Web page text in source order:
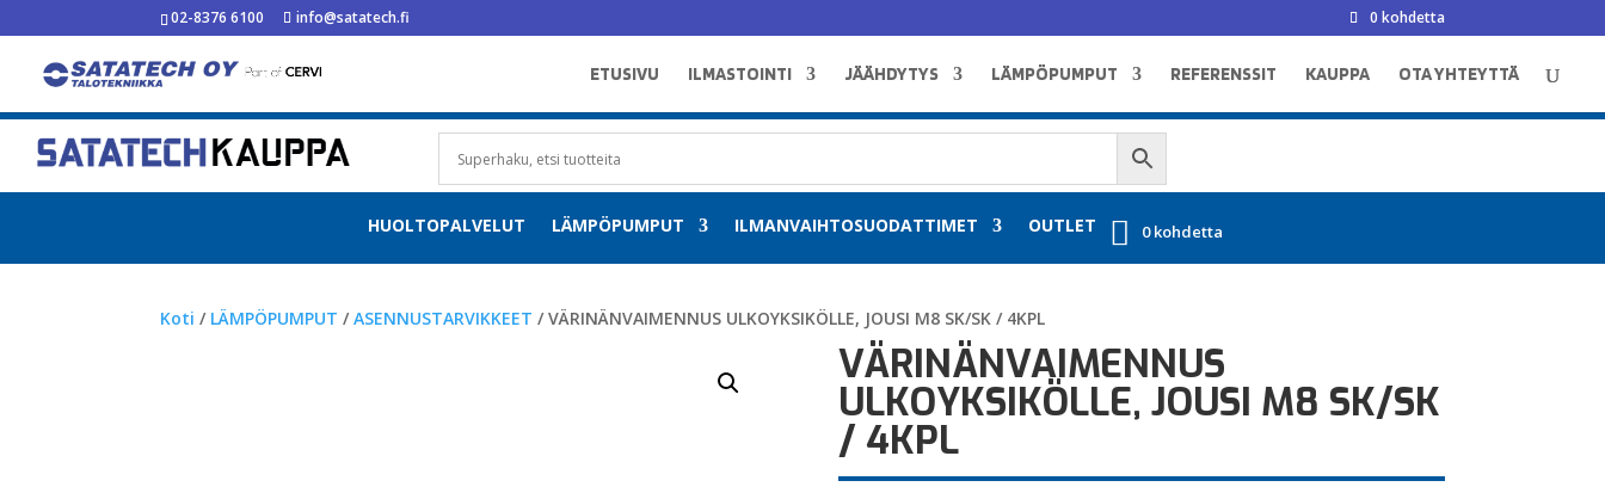
02-8376 6100 info@satatech.fi 0 kohdetta
ETUSIVU ILMASTOINTI JÄÄHDYTYS LÄMPÖPUMPUT REFERENSSIT KAUPPA OTA YHTEYTTÄ
HUOLTOPALVELUT LÄMPÖPUMPUT ILMANVAIHTOSUODATTIMET OUTLET 0 kohdetta
Koti / LÄMPÖPUMPUT /ASENNUSTARVIKKEET / VÄRINÄNVAIMENNUS ULKOYKSIKÖLLE, JOUSI M8 SK/SK / 4KPL
VÄRINÄNVAIMENNUS
ULKOYKSIKÖLLE, JOUSI M8 SK/SK
/ 4KPL